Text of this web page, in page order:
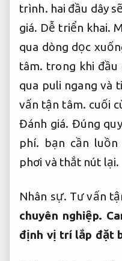
trình. hai đầu dây
giá. Dễ triển khai.
qua dòng dọc
tâm. trong khi đầu
qua puli ngang và
vấn tận tâm. cuối
Đánh giá. Đúng
phí. bạn cần
phơi và thắt nút lại.
Nhân sự. Tư vấn
chuyên nghiệp.
định vị trí lắp đặt